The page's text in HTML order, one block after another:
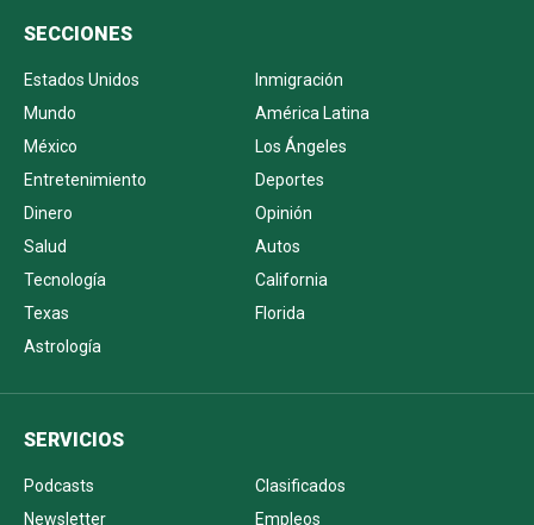
SECCIONES
Estados Unidos
Inmigración
Mundo
América Latina
México
Los Ángeles
Entretenimiento
Deportes
Dinero
Opinión
Salud
Autos
Tecnología
California
Texas
Florida
Astrología
SERVICIOS
Podcasts
Clasificados
Newsletter
Empleos